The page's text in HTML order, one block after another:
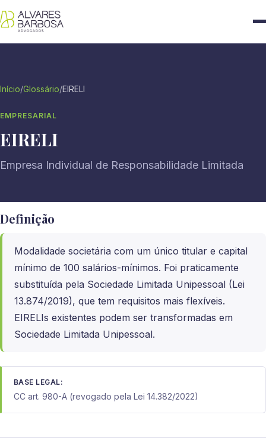
Início/Glossário/EIRELI
EMPRESARIAL
EIRELI
Empresa Individual de Responsabilidade Limitada
Definição
Modalidade societária com um único titular e capital
mínimo de 100 salários-mínimos. Foi praticamente
substituída pela Sociedade Limitada Unipessoal (Lei
13.874/2019), que tem requisitos mais flexíveis.
EIRELIs existentes podem ser transformadas em
Sociedade Limitada Unipessoal.
BASE LEGAL:
CC art. 980-A (revogado pela Lei 14.382/2022)